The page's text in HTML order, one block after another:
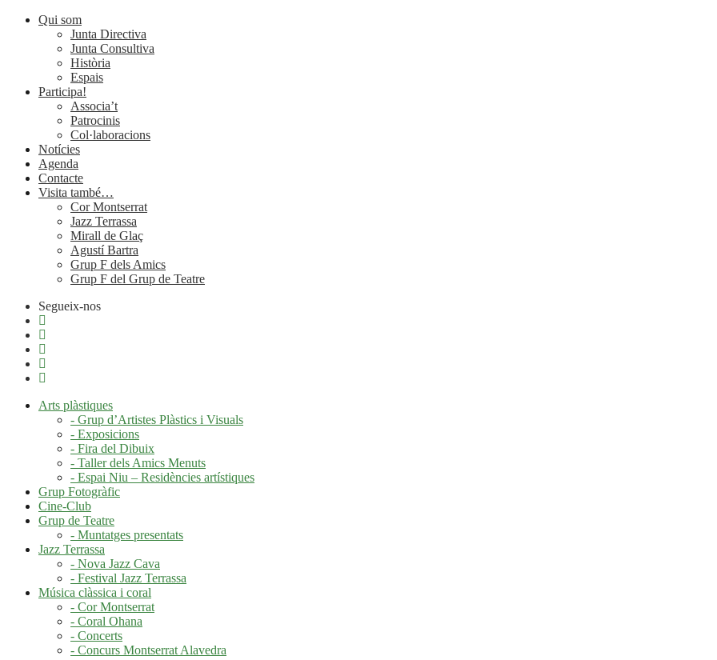
Qui som
Junta Directiva
Junta Consultiva
Història
Espais
Participa!
Associa’t
Patrocinis
Col·laboracions
Notícies
Agenda
Contacte
Visita també…
Cor Montserrat
Jazz Terrassa
Mirall de Glaç
Agustí Bartra
Grup F dels Amics
Grup F del Grup de Teatre
Segueix-nos
Arts plàstiques
- Grup d’Artistes Plàstics i Visuals
- Exposicions
- Fira del Dibuix
- Taller dels Amics Menuts
- Espai Niu – Residències artístiques
Grup Fotogràfic
Cine-Club
Grup de Teatre
- Muntatges presentats
Jazz Terrassa
- Nova Jazz Cava
- Festival Jazz Terrassa
Música clàssica i coral
- Cor Montserrat
- Coral Ohana
- Concerts
- Concurs Montserrat Alavedra